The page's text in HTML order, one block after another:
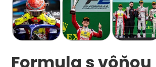
Formula s vôňou